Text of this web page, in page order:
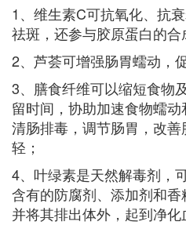
1、维生素C可抗氧化、抗
祛斑，还参与胶原蛋白的
2、芦荟可增强肠胃蠕动，
3、膳食纤维可以缩短食物
留时间，协助加速食物蠕动
清肠排毒，调节肠胃，改
轻；
4、叶绿素是天然解毒剂，
含有的防腐剂、添加剂和香
并将其排出体外，起到净化